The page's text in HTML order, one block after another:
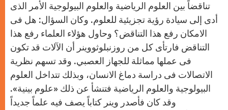
تناقضاً بين العلوم الرياضية والعلوم البيولوجية الأمر الذى
أدى إلى سيادة رؤية تجزيئية للعلوم. وكان السؤال: هل فى
الامكان رفع هذا التناقض؟ وحاول هؤلاء العلماء رفع هذا
التناقض فارتأى كل من روزنبلوثووينر أن الآلات قد تكون
فى عملها مماثلة للجهاز العصبي. وقد تسهم نظرية
الاتصالات فى دراسة دماغ الانسان، وبذلك تتداخل العلوم
البيولوجية والعلوم الرياضية فتنشأ عن ذلك «علوم بينية».
وقد كان فأصدر وينر كتاباً يصف فيه علماً جديداً